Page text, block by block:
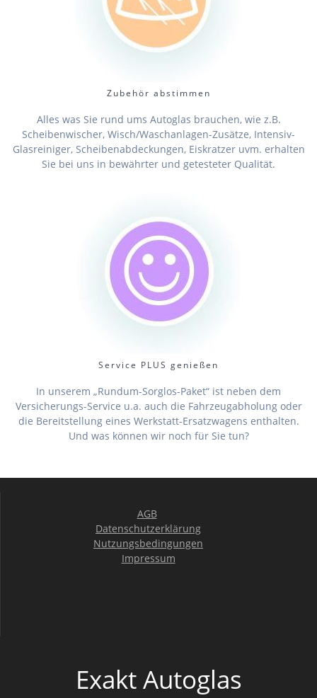
Zubehör abstimmen
Alles was Sie rund ums Autoglas brauchen, wie z.B.
Scheibenwischer, Wisch/Waschanlagen-Zusätze, Intensiv-
Glasreiniger, Scheibenabdeckungen, Eiskratzer uvm. erhalten
Sie bei uns in bewährter und getesteter Qualität.
Service PLUS genießen
In unserem „Rundum-Sorglos-Paket“ ist neben dem
Versicherungs-Service u.a. auch die Fahrzeugabholung oder
die Bereitstellung eines Werkstatt-Ersatzwagens enthalten.
Und was können wir noch für Sie tun?
AGB
Datenschutzerklärung
Nutzungsbedingungen
Impressum
Exakt Autoglas